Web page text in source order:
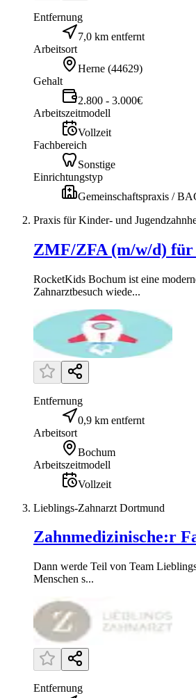
Entfernung
7,0 km entfernt
Arbeitsort
Herne (44629)
Gehalt
2.800 - 3.000€
Arbeitszeitmodell
Vollzeit
Fachbereich
Sonstige
Einrichtungstyp
Gemeinschaftspraxis /
Praxis für Kinder- und
ZMF/ZFA (m/w/d) für
RocketKids Bochum ist eine
Zahnarztbesuch wiede...
Entfernung
0,9 km entfernt
Arbeitsort
Bochum
Arbeitszeitmodell
Vollzeit
Lieblings-Zahnarzt Dortmund
Zahnmedizinische:r
Dann werde Teil von Team
Menschen s...
Entfernung